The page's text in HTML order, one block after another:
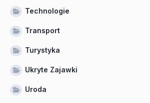
Technologie
Transport
Turystyka
Ukryte Zajawki
Uroda